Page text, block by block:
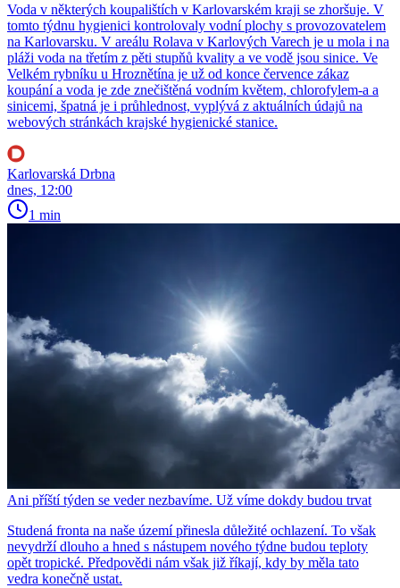
Voda v některých koupalištích v Karlovarském kraji se zhoršuje. V
tomto týdnu hygienici kontrolovaly vodní plochy s provozovatelem
na Karlovarsku. V areálu Rolava v Karlových Varech je u mola i na
pláži voda na třetím z pěti stupňů kvality a ve vodě jsou sinice. Ve
Velkém rybníku u Hroznětína je už od konce července zákaz
koupání a voda je zde znečištěná vodním květem, chlorofylem-a a
sinicemi, špatná je i průhlednost, vyplývá z aktuálních údajů na
webových stránkách krajské hygienické stanice.
Karlovarská Drbna
dnes, 12:00
1 min
Ani příští týden se veder nezbavíme. Už víme dokdy budou trvat
Studená fronta na naše území přinesla důležité ochlazení. To však
nevydrží dlouho a hned s nástupem nového týdne budou teploty
opět tropické. Předpovědi nám však již říkají, kdy by měla tato
vedra konečně ustat.